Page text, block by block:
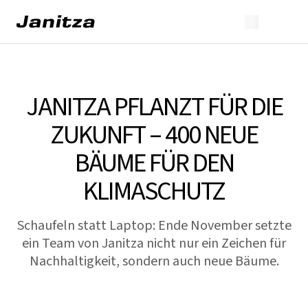
JANITZA PFLANZT FÜR DIE
ZUKUNFT – 400 NEUE
BÄUME FÜR DEN
KLIMASCHUTZ
Schaufeln statt Laptop: Ende November setzte
ein Team von Janitza nicht nur ein Zeichen für
Nachhaltigkeit, sondern auch neue Bäume.